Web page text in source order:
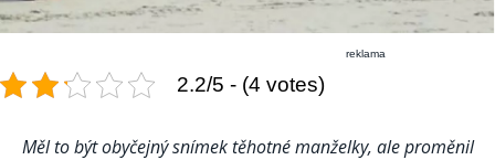
reklama
2.2/5 - (4 votes)
Měl to být obyčejný snímek těhotné manželky, ale proměnil